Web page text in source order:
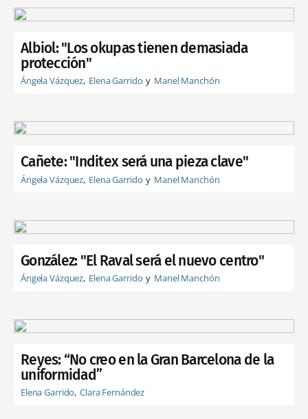
Albiol: "Los okupas tienen demasiada
protección"
Ángela Vázquez Elena Garrido Manel Manchón
Cañete: "Inditex será una pieza clave"
Ángela Vázquez Elena Garrido Manel Manchón
González: "El Raval será el nuevo centro"
Ángela Vázquez Elena Garrido Manel Manchón
Reyes: “No creo en la Gran Barcelona de la
uniformidad”
Elena Garrido Clara Fernández